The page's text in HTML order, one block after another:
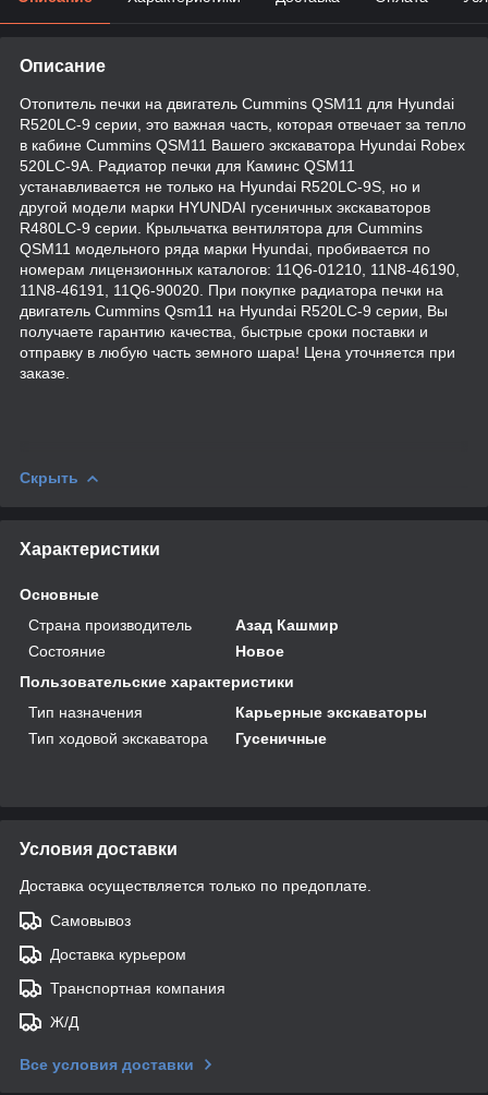
Описание
Отопитель печки на двигатель Cummins QSM11 для Hyundai
R520LC-9 серии, это важная часть, которая отвечает за тепло
в кабине Cummins QSM11 Вашего экскаватора Hyundai Robex
520LC-9A. Радиатор печки для Каминс QSM11
устанавливается не только на Hyundai R520LC-9S, но и
другой модели марки HYUNDAI гусеничных экскаваторов
R480LC-9 серии. Крыльчатка вентилятора для Cummins
QSM11 модельного ряда марки Hyundai, пробивается по
номерам лицензионных каталогов: 11Q6-01210, 11N8-46190,
11N8-46191, 11Q6-90020. При покупке радиатора печки на
двигатель Cummins Qsm11 на Hyundai R520LC-9 серии, Вы
получаете гарантию качества, быстрые сроки поставки и
отправку в любую часть земного шара! Цена уточняется при
заказе.
Скрыть
Характеристики
Основные
Страна производитель
Азад Кашмир
Состояние
Новое
Пользовательские характеристики
Тип назначения
Карьерные экскаваторы
Тип ходовой экскаватора
Гусеничные
Условия доставки
Доставка осуществляется только по предоплате.
Самовывоз
Доставка курьером
Транспортная компания
Ж/Д
Все условия доставки